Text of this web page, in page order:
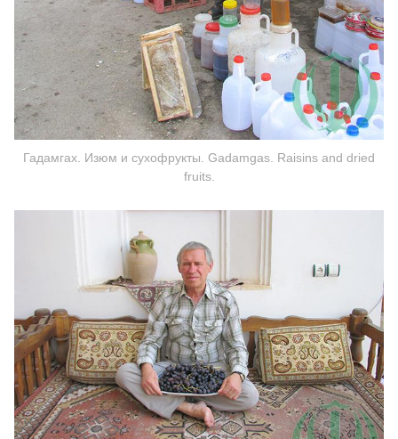
Гадамгах. Изюм и сухофрукты. Gadamgas. Raisins and dried
fruits.